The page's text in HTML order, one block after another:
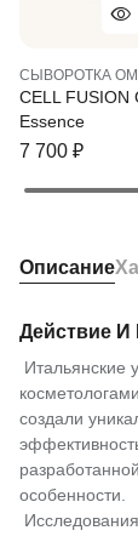
СЫВОРОТКА
CELL FUSION
Essenсe
7 700 ₽
Описание
Действие
Итальянские
создали
особенности.